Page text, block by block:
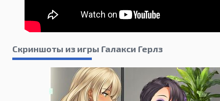
Скриншоты из игры Галакси Герлз